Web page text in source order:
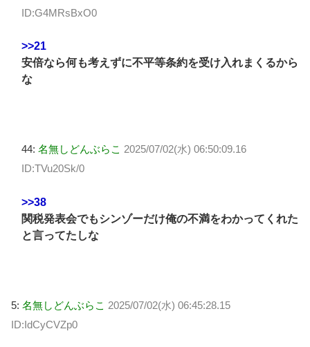
ID:G4MRsBxO0
>>21
安倍なら何も考えずに不平等条約を受け入れまくるから
な
44: 名無しどんぶらこ 2025/07/02(水) 06:50:09.16
ID:TVu20Sk/0
>>38
関税発表会でもシンゾーだけ俺の不満をわかってくれた
と言ってたしな
5: 名無しどんぶらこ 2025/07/02(水) 06:45:28.15
ID:IdCyCVZp0